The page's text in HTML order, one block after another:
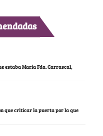
estaba María Fda. Carrascal,
que criticar la puerta por la que